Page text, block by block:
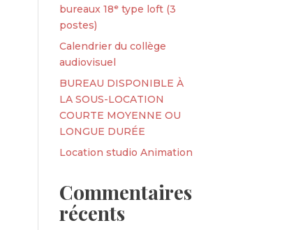
bureaux 18ᵉ type loft (3
postes)
Calendrier du collège
audiovisuel
BUREAU DISPONIBLE À
LA SOUS-LOCATION
COURTE MOYENNE OU
LONGUE DURÉE
Location studio Animation
Commentaires
récents